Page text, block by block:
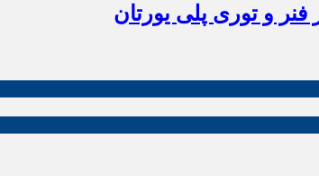
و توری پلی یورتان